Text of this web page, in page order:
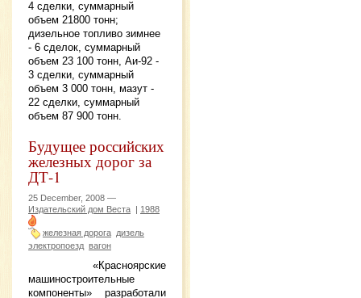
4 сделки, суммарный
объем 21800 тонн;
дизельное топливо зимнее
- 6 сделок, суммарный
объем 23 100 тонн, Аи-92 -
3 сделки, суммарный
объем 3 000 тонн, мазут -
22 сделки, суммарный
объем 87 900 тонн.
Будущее российских
железных дорог за
ДТ-1
25 December, 2008 —
Издательский дом Веста | 1988
железная дорога дизель
электропоезд вагон
«Красноярские
машиностроительные
компоненты» разработали